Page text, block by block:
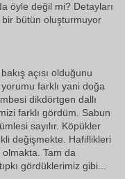
öyle değil mi? Detayları
bütün oluşturmuyor
açısı olduğunu
yorumu farklı yani doğa
dikdörtgen dallı
farklı gördüm. Sabun
sayılır. Köpükler
değişmekte. Hafiflikleri
olmakta. Tam da
gördüklerimiz gibi...